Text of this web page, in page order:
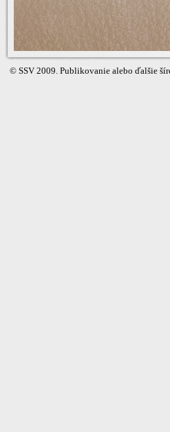
© SSV 2009. Publikovanie alebo ďalšie